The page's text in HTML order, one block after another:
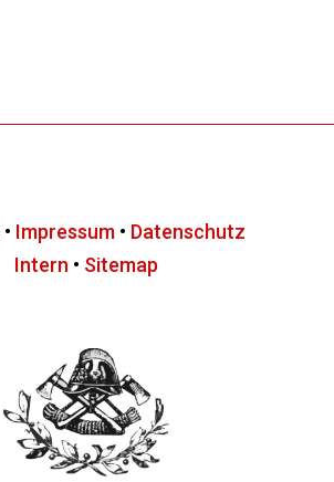
• Impressum • Datenschutz
Intern • Sitemap